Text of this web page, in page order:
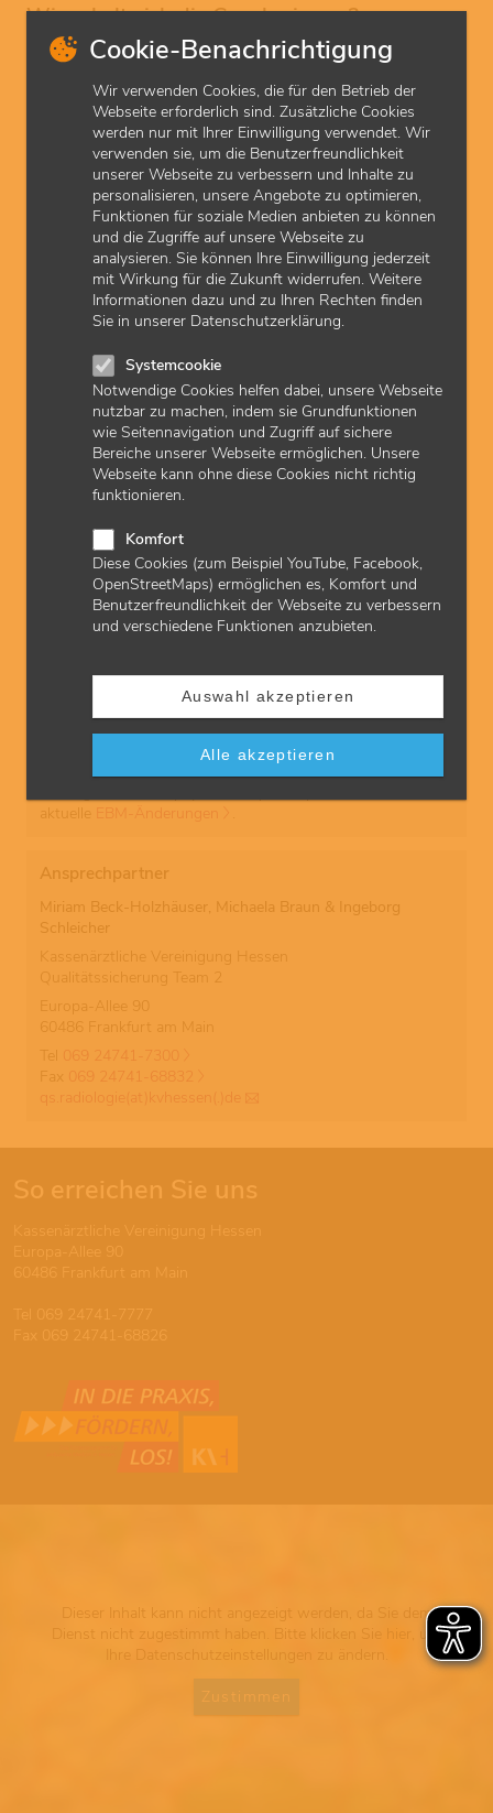
Cookie-Benachrichtigung
Wir verwenden Cookies, die für den Betrieb der
Webseite erforderlich sind. Zusätzliche Cookies
werden nur mit Ihrer Einwilligung verwendet. Wir
verwenden sie, um die Benutzerfreundlichkeit
unserer Webseite zu verbessern und Inhalte zu
personalisieren, unsere Angebote zu optimieren,
Funktionen für soziale Medien anbieten zu können
und die Zugriffe auf unsere Webseite zu
analysieren. Sie können Ihre Einwilligung jederzeit
mit Wirkung für die Zukunft widerrufen. Weitere
Informationen dazu und zu Ihren Rechten finden
Sie in unserer Datenschutzerklärung.
Systemcookie
Notwendige Cookies helfen dabei, unsere Webseite
nutzbar zu machen, indem sie Grundfunktionen
wie Seitennavigation und Zugriff auf sichere
Bereiche unserer Webseite ermöglichen. Unsere
Webseite kann ohne diese Cookies nicht richtig
funktionieren.
Komfort
Diese Cookies (zum Beispiel YouTube, Facebook,
OpenStreetMaps) ermöglichen es, Komfort und
Benutzerfreundlichkeit der Webseite zu verbessern
und verschiedene Funktionen anzubieten.
Auswahl akzeptieren
Alle akzeptieren
Wie erhalte ich die Genehmigung?
Wenn Sie die Computertomographie als Leistung für
gesetzlich Versicherte anbieten und abrechnen möchten,
muss die KVH dies zunächst genehmigen. Mitglieder der
KVH stellen dazu einenAntrag
bei der KVH und weisen
die geforderten Voraussetzungen nach. Bitte beachten Sie,
dass Genehmigungen nicht rückwirkend erteilt werden
können.
Welche genehmigungspflichtigen Leistungen kann
ich grundsätzlich abrechnen?
Was muss ich bei der Dokumentation beachten?
Wie wird die Qualität geprüft / die Genehmigung
aufrechterhalten?
Welche rechtlichen Grundlagen sind maßgebend?
zuletzt aktualisiert am: 20.10.2025
Downloads
Antrag CT | pdf | 2 MB
Gele-Liste | pdf | 475 KB
Abrechnung
Schon gesehen? Die KVH informiert ihre Mitglieder auch
über dieAbrechnung von Kassenleistungen
in hessischen
aktuelle
EBM-Änderungen
Ansprechpartner
Miriam Beck-Holzhäuser, Michaela Braun & Ingeborg
Schleicher
Kassenärztliche Vereinigung Hessen
Qualitätssicherung Team 2
Europa-Allee 90
60486 Frankfurt am Main
Tel 069 24741-7300
Fax 069 24741-68832
qs.radiologie(at)kvhessen(.)de
Dieser Inhalt kann nicht angezeigt werden, da Sie dem
Dienst nicht zugestimmt haben. Bitte klicken Sie hier, um
Ihre Datenschutzeinstellungen zu ändern.
Zustimmen